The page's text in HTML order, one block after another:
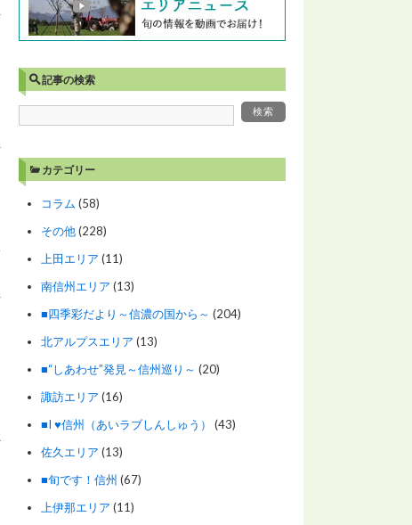
記事の検索
カテゴリー
コラム (58)
その他(228)
上田エリア (11)
南信州エリア (13)
■四季彩だより～信濃の国から～ (204)
北アルプスエリア (13)
■“しあわせ”発見～信州巡り～ (20)
諏訪エリア (16)
■I ♥信州（あいラブしんしゅう）
(43)
佐久エリア (13)
■旬です！信州 (67)
上伊那エリア (11)